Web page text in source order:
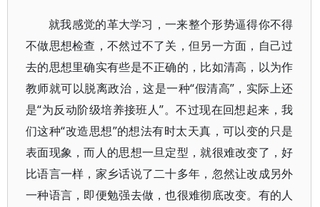
就我感觉的革大学习，一来整个形势逼得你不得
不做思想检查，不然过不了关，但另一方面，自己过
去的思想里确实有些是不正确的，比如清高，以为作
教师就可以脱离政治，这是一种“假清高”，实际上还
是“为反动阶级培养接班人”。不过现在回想起来，我
们这种“改造思想”的想法有时太天真，可以变的只是
表面现象，而人的思想一旦定型，就很难改变了，好
比语言一样，家乡话说了二十多年，忽然让改成另外
一种语言，即便勉强去做，也很难彻底改变。有的人